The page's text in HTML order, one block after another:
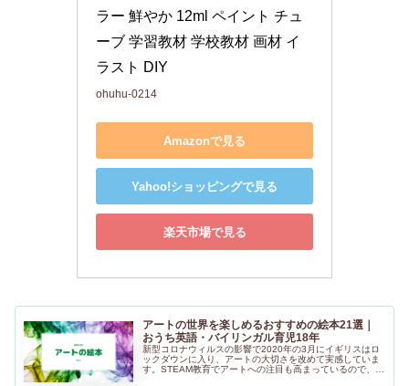
ラー 鮮やか 12ml ペイント チュ
ーブ 学習教材 学校教材 画材 イ
ラスト DIY
ohuhu-0214
Amazonで見る
Yahoo!ショッピングで見る
楽天市場で見る
アートの世界を楽しめるおすすめの絵本21選｜
おうち英語・バイリンガル育児18年
新型コロナウィルスの影響で2020年の3月にイギリスはロ
ックダウンに入り、アートの大切さを改めて実感していま
す。STEAM教育でアートへの注目も高まっているので、ア